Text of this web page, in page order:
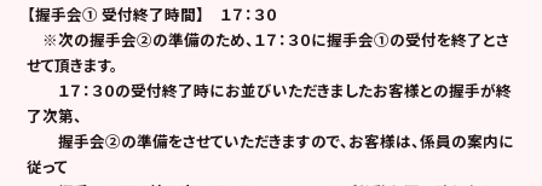
【握手会① 受付終了時間】 １７：３０
※次の握手会②の準備のため、１７：３０に握手会①の受付を終了とさ
せて頂きます。
１７：３０の受付終了時にお並びいただきましたお客様との握手が終
了次第、
握手会②の準備をさせていただきますので、お客様は、係員の案内に
従って